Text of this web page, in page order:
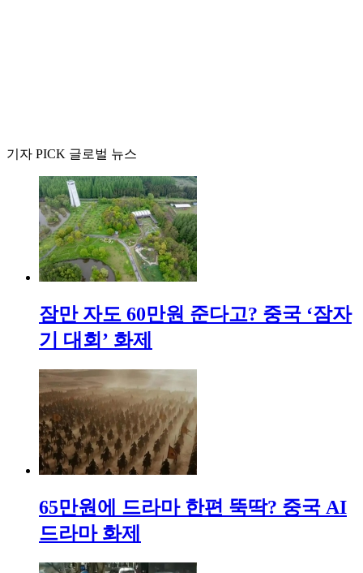
기자 PICK 글로벌 뉴스
잠만 자도 60만원 준다고? 중국 ‘잠자
기 대회’ 화제
65만원에 드라마 한편 뚝딱? 중국 AI
드라마 화제